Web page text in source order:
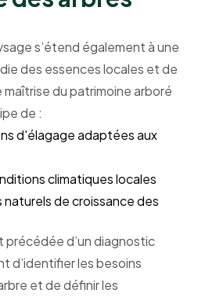
s’étend également à une
des essences locales et de
du patrimoine arboré
de :
d'élagage adaptées aux
climatiques locales
de croissance des
d’un diagnostic
d’identifier les besoins
et de définir les